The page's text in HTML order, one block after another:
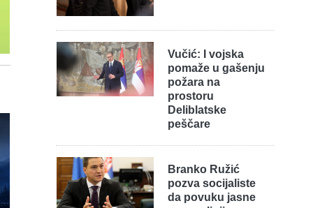
Vučić: I vojska
pomaže u gašenju
požara na
prostoru
Deliblatske
peščare
Branko Ružić
pozva socijaliste
da povuku jasne